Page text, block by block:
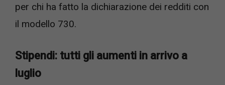
per chi ha fatto la dichiarazione dei redditi con
il modello 730.
Stipendi: tutti gli aumenti in arrivo a
luglio